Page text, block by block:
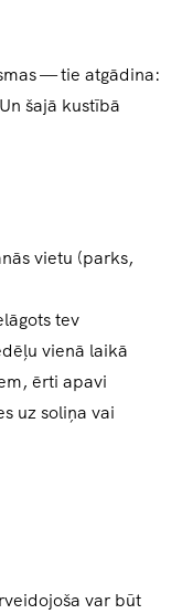
— tie atgādina:
šajā kustībā
vietu (parks,
tev
vienā laikā
ērti apavi
uz soliņa vai
var būt